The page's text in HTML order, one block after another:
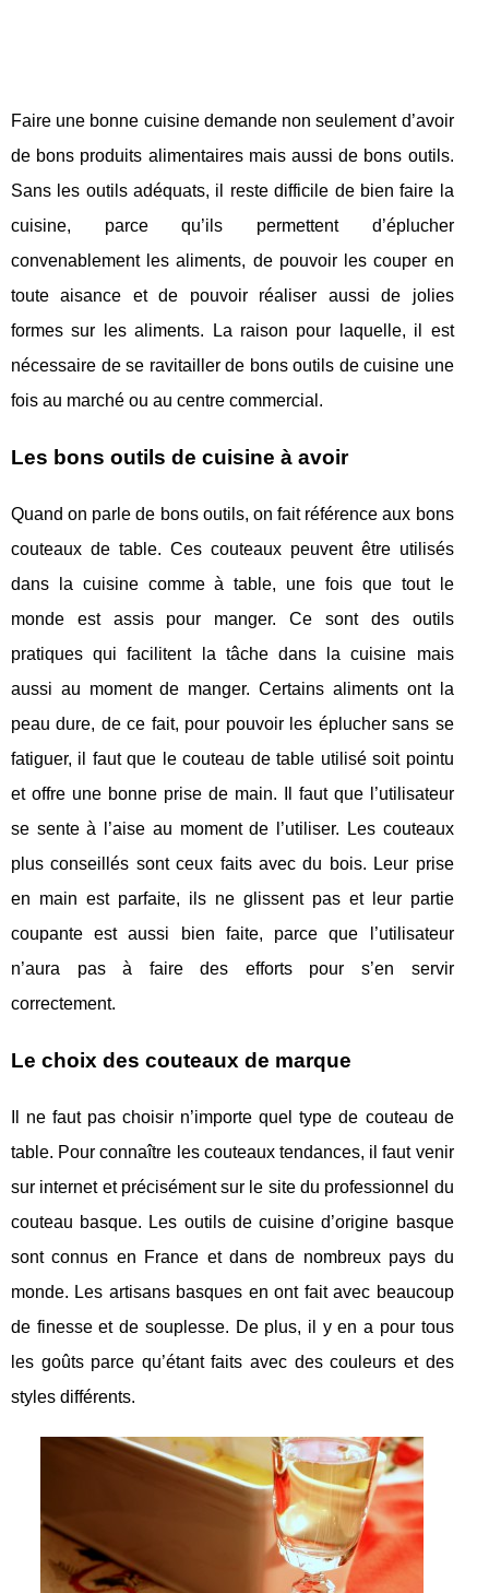
Faire une bonne cuisine demande non seulement d’avoir
de bons produits alimentaires mais aussi de bons outils.
Sans les outils adéquats, il reste difficile de bien faire la
cuisine, parce qu’ils permettent d’éplucher
convenablement les aliments, de pouvoir les couper en
toute aisance et de pouvoir réaliser aussi de jolies
formes sur les aliments. La raison pour laquelle, il est
nécessaire de se ravitailler de bons outils de cuisine une
fois au marché ou au centre commercial.
Les bons outils de cuisine à avoir
Quand on parle de bons outils, on fait référence aux bons
couteaux de table. Ces couteaux peuvent être utilisés
dans la cuisine comme à table, une fois que tout le
monde est assis pour manger. Ce sont des outils
pratiques qui facilitent la tâche dans la cuisine mais
aussi au moment de manger. Certains aliments ont la
peau dure, de ce fait, pour pouvoir les éplucher sans se
fatiguer, il faut que le couteau de table utilisé soit pointu
et offre une bonne prise de main. Il faut que l’utilisateur
se sente à l’aise au moment de l’utiliser. Les couteaux
plus conseillés sont ceux faits avec du bois. Leur prise
en main est parfaite, ils ne glissent pas et leur partie
coupante est aussi bien faite, parce que l’utilisateur
n’aura pas à faire des efforts pour s’en servir
correctement.
Le choix des couteaux de marque
Il ne faut pas choisir n’importe quel type de couteau de
table. Pour connaître les couteaux tendances, il faut venir
sur internet et précisément sur le site du professionnel du
couteau basque. Les outils de cuisine d’origine basque
sont connus en France et dans de nombreux pays du
monde. Les artisans basques en ont fait avec beaucoup
de finesse et de souplesse. De plus, il y en a pour tous
les goûts parce qu’étant faits avec des couleurs et des
styles différents.